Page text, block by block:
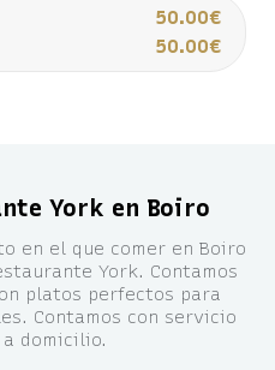
50.00€
50.00€
York en Boiro
en el que comer en Boiro
York. Contamos
platos perfectos para
Contamos con servicio
domicilio.